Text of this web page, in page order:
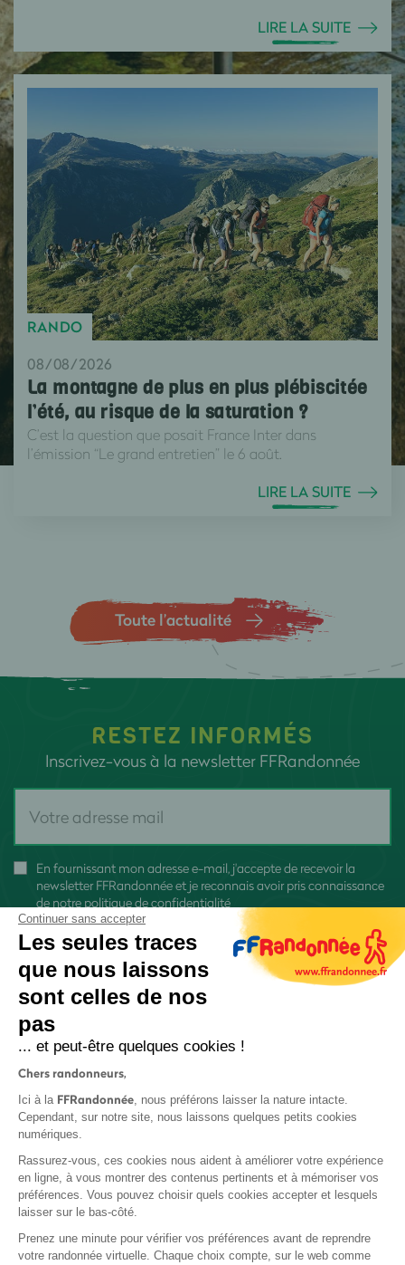
LIRE LA SUITE
RANDO
08/08/2026
La montagne de plus en plus plébiscitée
l’été, au risque de la saturation ?
C’est la question que posait France Inter dans
l’émission “Le grand entretien” le 6 août.
LIRE LA SUITE
Toute l’actualité
RESTEZ INFORMÉS
Inscrivez-vous à la newsletter FFRandonnée
En fournissant mon adresse e-mail, j'accepte de recevoir la
newsletter FFRandonnée et je reconnais avoir pris connaissance
de notre politique de confidentialité
Protection des données
Politique de confidentialité
Continuer sans accepter
Les seules traces
que nous laissons
sont celles de nos
pas
... et peut-être quelques cookies !
Chers randonneurs,
Ici à la FFRandonnée, nous préférons laisser la nature intacte.
Cependant, sur notre site, nous laissons quelques petits cookies
numériques.
Rassurez-vous, ces cookies nous aident à améliorer votre expérience
en ligne, à vous montrer des contenus pertinents et à mémoriser vos
préférences. Vous pouvez choisir quels cookies accepter et lesquels
laisser sur le bas-côté.
Prenez une minute pour vérifier vos préférences avant de reprendre
votre randonnée virtuelle. Chaque choix compte, sur le web comme